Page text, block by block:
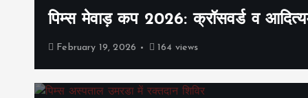
पिम्स मेवाड़ कप 2026: क्रॉसवर्ड व
February 19, 2026 164 views